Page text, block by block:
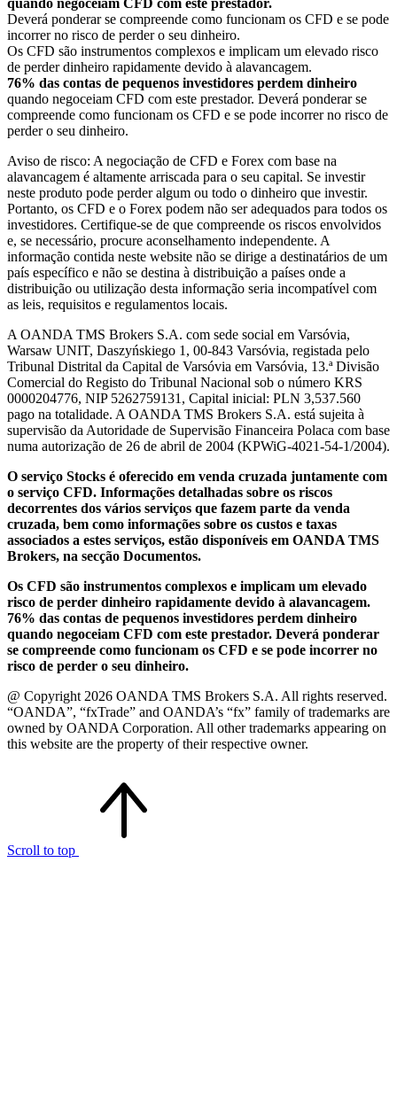
Deverá ponderar se compreende como funcionam os CFD e se pode
incorrer no risco de perder o seu dinheiro.
Os CFD são instrumentos complexos e implicam um elevado risco
de perder dinheiro rapidamente devido à alavancagem.
76% das contas de pequenos investidores perdem dinheiro
quando negoceiam CFD com este prestador. Deverá ponderar se
compreende como funcionam os CFD e se pode incorrer no risco de
perder o seu dinheiro.
Aviso de risco: A negociação de CFD e Forex com base na
alavancagem é altamente arriscada para o seu capital. Se investir
neste produto pode perder algum ou todo o dinheiro que investir.
Portanto, os CFD e o Forex podem não ser adequados para todos os
investidores. Certifique-se de que compreende os riscos envolvidos
e, se necessário, procure aconselhamento independente. A
informação contida neste website não se dirige a destinatários de um
país específico e não se destina à distribuição a países onde a
distribuição ou utilização desta informação seria incompatível com
as leis, requisitos e regulamentos locais.
A OANDA TMS Brokers S.A. com sede social em Varsóvia,
Warsaw UNIT, Daszyńskiego 1, 00-843 Varsóvia, registada pelo
Tribunal Distrital da Capital de Varsóvia em Varsóvia, 13.ª Divisão
Comercial do Registo do Tribunal Nacional sob o número KRS
0000204776, NIP 5262759131, Capital inicial: PLN 3,537.560
pago na totalidade. A OANDA TMS Brokers S.A. está sujeita à
supervisão da Autoridade de Supervisão Financeira Polaca com base
numa autorização de 26 de abril de 2004 (KPWiG-4021-54-1/2004).
O serviço Stocks é oferecido em venda cruzada juntamente com
o serviço CFD. Informações detalhadas sobre os riscos
decorrentes dos vários serviços que fazem parte da venda
cruzada, bem como informações sobre os custos e taxas
associados a estes serviços, estão disponíveis em OANDA TMS
Brokers, na secção Documentos.
Os CFD são instrumentos complexos e implicam um elevado
risco de perder dinheiro rapidamente devido à alavancagem.
76% das contas de pequenos investidores perdem dinheiro
quando negoceiam CFD com este prestador. Deverá ponderar
se compreende como funcionam os CFD e se pode incorrer no
risco de perder o seu dinheiro.
@ Copyright 2026 OANDA TMS Brokers S.A. All rights reserved.
“OANDA”, “fxTrade” and OANDA’s “fx” family of trademarks are
owned by OANDA Corporation. All other trademarks appearing on
this website are the property of their respective owner.
Scroll to top